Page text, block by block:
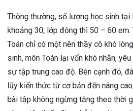
Thông thường, số lượng học sinh tại
khoảng 30, lớp đông thì 50 – 60 em.
Toán chỉ có một nên thầy cô khó
sinh, môn Toán lại vốn khó nhằn,
sự tập trung cao độ. Bên cạnh đó,
lũy kiến thức từ cơ bản đến nâng
bài tập không ngừng tăng theo thời